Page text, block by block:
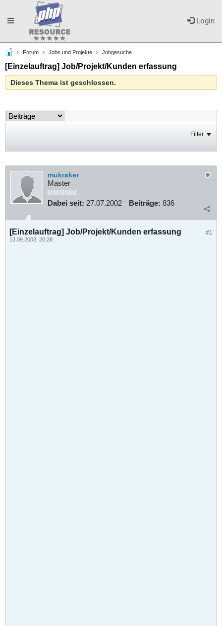
Login
Toggle
navigation
Forum Jobs und Projekte Jobgesuche
[Einzelauftrag] Job/Projekt/Kunden erfassung
Dieses Thema ist geschlossen.
Filter
mukraker
Master
Dabei seit: 27.07.2002 Beiträge: 836
#1
[Einzelauftrag] Job/Projekt/Kunden erfassung
13.09.2003, 20:28